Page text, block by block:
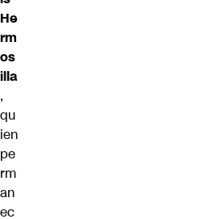
He
rm
os
illa
,
qu
ien
pe
rm
an
ec